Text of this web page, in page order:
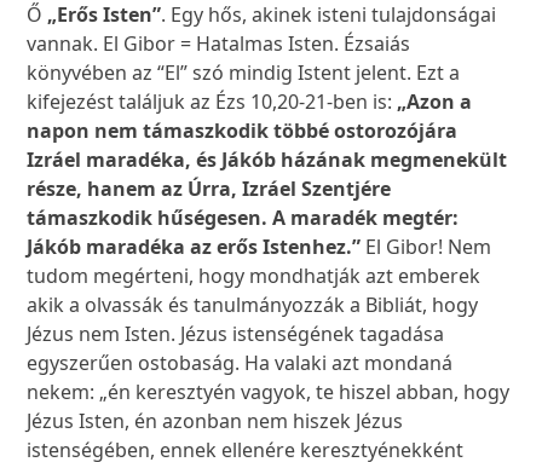
Ő „Erős Isten”. Egy hős, akinek isteni tulajdonságai
vannak. El Gibor = Hatalmas Isten. Ézsaiás
könyvében az “El” szó mindig Istent jelent. Ezt a
kifejezést találjuk az Ézs 10,20-21-ben is: „Azon a
napon nem támaszkodik többé ostorozójára
Izráel maradéka, és Jákób házának megmenekült
része, hanem az Úrra, Izráel Szentjére
támaszkodik hűségesen. A maradék megtér:
Jákób maradéka az erős Istenhez.” El Gibor! Nem
tudom megérteni, hogy mondhatják azt emberek
akik a olvassák és tanulmányozzák a Bibliát, hogy
Jézus nem Isten. Jézus istenségének tagadása
egyszerűen ostobaság. Ha valaki azt mondaná
nekem: „én keresztyén vagyok, te hiszel abban, hogy
Jézus Isten, én azonban nem hiszek Jézus
istenségében, ennek ellenére keresztyénekként